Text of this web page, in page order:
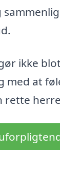
ikke
med at
rette